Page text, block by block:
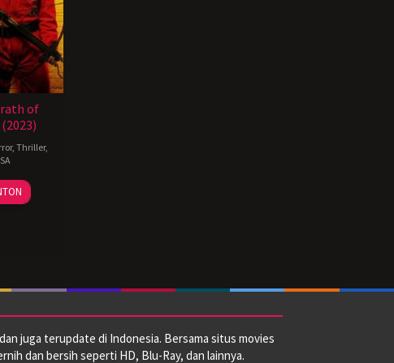
of
, Thriller,
26
May
Matt
Angel
juga terupdate di Indonesia. Bersama situs movies
dan bersih seperti HD, Blu-Ray, dan lainnya.